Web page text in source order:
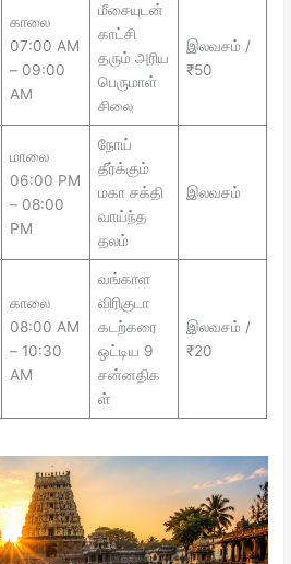
காலை
07:00 AM
– 09:00
AM
மீசையுடன்
காட்சி
தரும் அரிய
பெருமாள்
சிலை
இலவசம் /
₹50
மாலை
06:00 PM
– 08:00
PM
நோய்
தீர்க்கும்
மகா சக்தி
வாய்ந்த
தலம்
இலவசம்
காலை
08:00 AM
– 10:30
AM
வங்காள
விரிகுடா
கடற்கரை
ஒட்டிய 9
சன்னதிக
ள்
இலவசம் /
₹20